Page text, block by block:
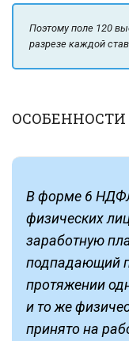
Поэтому поле 120
разрезе каждой
ОСОБЕННОСТИ
В форме 6
физических
заработную
подпадающий
протяжении
и то же
принято на